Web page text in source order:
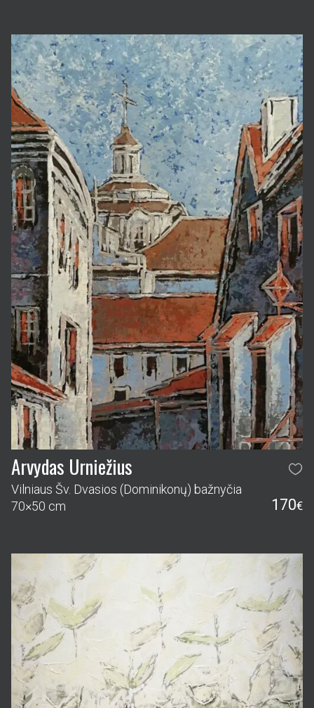
Arvydas Urniežius
Vilniaus Šv. Dvasios (Dominikonų) bažnyčia
70×50 cm
170€